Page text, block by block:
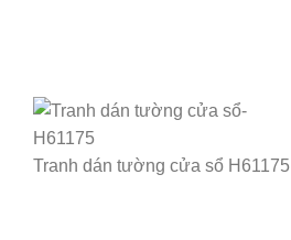
Tranh dán tường cửa sổ H61175